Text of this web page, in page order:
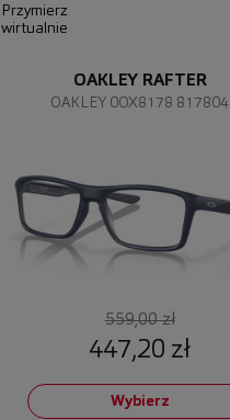
Przymierz
wirtualnie
OAKLEY 0OX8178 817804
OAKLEY RAFTER
559,00 zł
447,20 zł
Wybierz